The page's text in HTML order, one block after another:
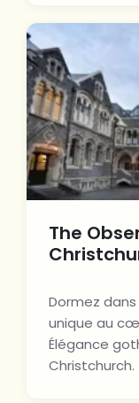
The
Dormez
unique au
Élégance
Christchurch.